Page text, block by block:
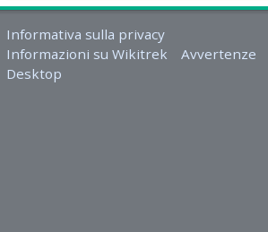
Informativa sulla privacy
Informazioni su Wikitrek
Avvertenze
Desktop